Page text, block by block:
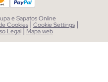
e Sapatos Online
Cookies | Cookie Settings |
Legal| Mapa web